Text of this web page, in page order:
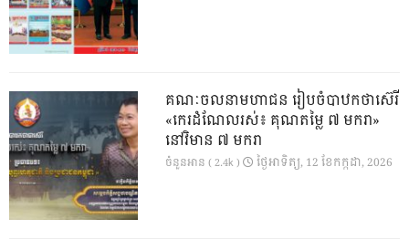
គណៈចលនាមហាជន រៀបចំបាឋកថាស៊េរី
«កេរដំណែលរស់៖ គុណតម្លៃ ៧ មករា»
នៅវិមាន ៧ មករា
ចំនួនអាន ( 2.4k ) ថ្ងៃ​អាទិត្យ, 12 ខែ​កក្កដា, 2026